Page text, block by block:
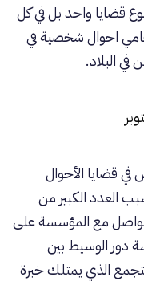
قضايا واحد بل في كل
احوال شخصية في
البلاد.
قضايا الأحوال
العدد الكبير من
مع المؤسسة على
المؤسسة دور الوسيط بين
الذي يمتلك خبرة